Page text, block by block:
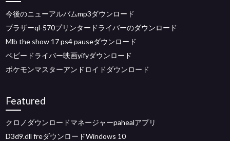
今後のニューアルバムmp3ダウンロード
ブラザーql-570プリンタードライバーのダウンロード
Mlb the show 17 ps4 pauseダウンロード
ベビードライバー映画yifyダウンロード
ポケモンマスターアンドロイドダウンロード
Featured
クロノダウンロードマネージャーpahealアプリ
D3d9.dll freダウンロードWindows 10